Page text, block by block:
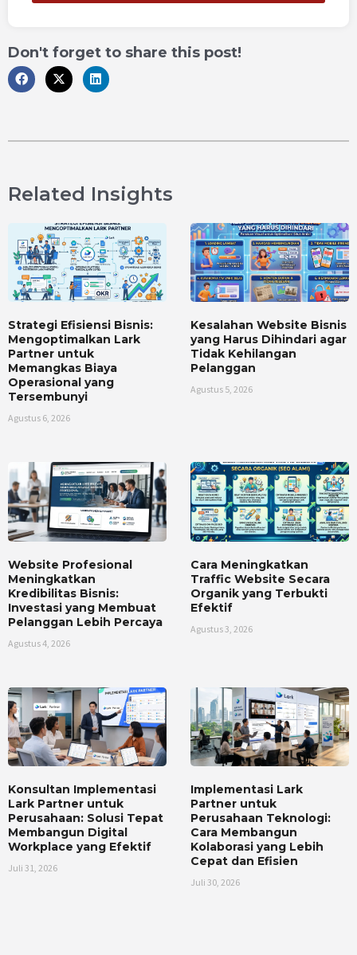
Don't forget to share this post!
Related Insights
Strategi Efisiensi Bisnis:
Mengoptimalkan Lark
Partner untuk
Memangkas Biaya
Operasional yang
Tersembunyi
Agustus 6, 2026
Kesalahan Website Bisnis
yang Harus Dihindari agar
Tidak Kehilangan
Pelanggan
Agustus 5, 2026
Website Profesional
Meningkatkan
Kredibilitas Bisnis:
Investasi yang Membuat
Pelanggan Lebih Percaya
Agustus 4, 2026
Cara Meningkatkan
Traffic Website Secara
Organik yang Terbukti
Efektif
Agustus 3, 2026
Konsultan Implementasi
Lark Partner untuk
Perusahaan: Solusi Tepat
Membangun Digital
Workplace yang Efektif
Juli 31, 2026
Implementasi Lark
Partner untuk
Perusahaan Teknologi:
Cara Membangun
Kolaborasi yang Lebih
Cepat dan Efisien
Juli 30, 2026